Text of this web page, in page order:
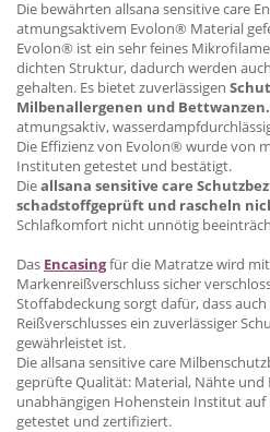
Die bewährten allsana sensitive care
atmungsaktivem Evolon® Material
Evolon® ist ein sehr feines
dichten Struktur, dadurch werden
gehalten. Es bietet zuverlässigen
Milbenallergenen und Bettwanzen.
atmungsaktiv,
Die Effizienz von Evolon® wurde von
Instituten getestet und bestätigt.
Dieallsana sensitive care
schadstoffgeprüft und rascheln
Schlafkomfort nicht unnötig
Das Encasingfür die Matratze wird
Markenreißverschluss sicher
Stoffabdeckung sorgt dafür, dass auch
Reißverschlusses ein zuverlässiger
gewährleistet ist.
Die allsana sensitive care
geprüfte Qualität: Material, Nähte und
unabhängigen Hohenstein Institut
getestet und zertifiziert.